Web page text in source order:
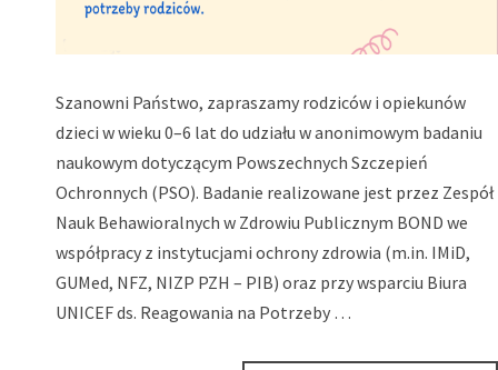
Szanowni Państwo, zapraszamy rodziców i opiekunów
dzieci w wieku 0–6 lat do udziału w anonimowym badaniu
naukowym dotyczącym Powszechnych Szczepień
Ochronnych (PSO). Badanie realizowane jest przez Zespół
Nauk Behawioralnych w Zdrowiu Publicznym BOND we
współpracy z instytucjami ochrony zdrowia (m.in. IMiD,
GUMed, NFZ, NIZP PZH – PIB) oraz przy wsparciu Biura
UNICEF ds. Reagowania na Potrzeby …